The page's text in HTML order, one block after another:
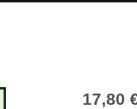
Ersatzteile17,80